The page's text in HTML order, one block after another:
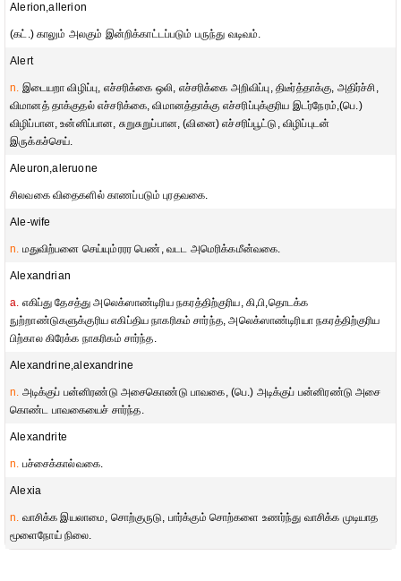
Alerion,allerion
(கட்.) காலும் அலகும் இன்றிக்காட்டப்படும் பருந்து வடிவம்.
Alert
n. இடையறா விழிப்பு, எச்சரிக்கை ஒலி, எச்சரிக்கை அறிவிப்பு, திடீர்த்தாக்கு, அதிர்ச்சி,
விமானத் தாக்குதல் எச்சரிக்கை, விமானத்தாக்கு எச்சரிப்புக்குரிய இடர்நேரம்,(பெ.)
விழிப்பான, உன்னிப்பான, சுறுசுறுப்பான, (வினை) எச்சரிப்பூட்டு, விழிப்புடன்
இருக்கச்செய்.
Aleuron,aleruone
சிலவகை விதைகளில் காணப்படும் புரதவகை.
Ale-wife
n. மதுவிற்பனை செய்யும்ரரர பெண், வடட அமெரிக்கமீன்வகை.
Alexandrian
a. எகிப்து தேசத்து அலெக்ஸாண்டிரிய நகரத்திற்குரிய, கி,பி,தொடக்க
நுற்றாண்டுகளுக்குரிய எகிப்திய நாகரிகம் சார்ந்த, அலெக்ஸாண்டிரியா நகரத்திற்குரிய
பிற்கால கிரேக்க நாகரிகம் சார்ந்த.
Alexandrine,alexandrine
n. அடிக்குப் பன்னிரண்டு அசைகொண்டு பாவகை, (பெ.) அடிக்குப் பன்னிரண்டு அசை
கொண்ட பாவகையைச் சார்ந்த.
Alexandrite
n. பச்சைக்கால்வகை.
Alexia
n. வாசிக்க இயலாமை, சொற்குருடு, பார்க்கும் சொற்களை உணர்ந்து வாசிக்க முடியாத
மூளைநோய் நிலை.